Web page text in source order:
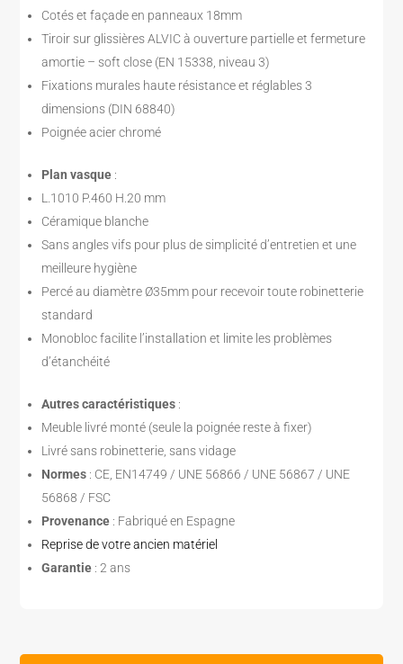
Cotés et façade en panneaux 18mm
Tiroir sur glissières ALVIC à ouverture partielle et fermeture
amortie – soft close (EN 15338, niveau 3)
Fixations murales haute résistance et réglables 3
dimensions (DIN 68840)
Poignée acier chromé
Plan vasque :
L.1010 P.460 H.20 mm
Céramique blanche
Sans angles vifs pour plus de simplicité d’entretien et une
meilleure hygiène
Percé au diamètre Ø35mm pour recevoir toute robinetterie
standard
Monobloc facilite l’installation et limite les problèmes
d’étanchéité
Autres caractéristiques :
Meuble livré monté (seule la poignée reste à fixer)
Livré sans robinetterie, sans vidage
Normes : CE, EN14749 / UNE 56866 / UNE 56867 / UNE
56868 / FSC
Provenance : Fabriqué en Espagne
Reprise de votre ancien matériel
Garantie : 2 ans